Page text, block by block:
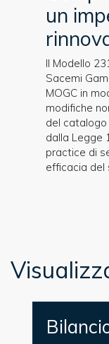
un
Il Modello
Sacemi
MOGC in
modifiche
del
dalla Legge
practice di
efficacia del